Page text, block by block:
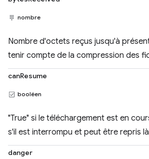
nombre
Nombre d'octets reçus jusqu'à
tenir compte de la compression des
canResume
booléen
"True" si le téléchargement est en
s'il est interrompu et peut être repris
danger